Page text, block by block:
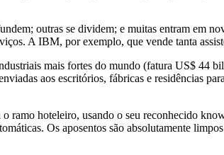
outras se dividem; e muitas entram em
A IBM, por exemplo, que vende tanta
mais fortes do mundo (fatura US$ 44
aos escritórios, fábricas e residências
ramo hoteleiro, usando o seu reconhecido
Os aposentos são absolutamente